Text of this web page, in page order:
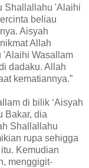
Shallallahu 'Alaihi
beliau
Aisyah
Allah
'Alaihi Wasallam
dadaku. Allah
kematiannya.”
di bilik ‘Aisyah
Bakar, dia
Shallallahu
rupa sehigga
Kemudian
menggigit-